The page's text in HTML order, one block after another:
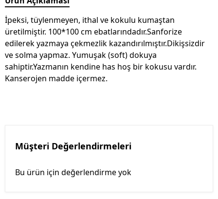
İpeksi, tüylenmeyen, ithal ve kokulu kumaştan
üretilmiştir. 100*100 cm ebatlarındadır.Sanforize
edilerek yazmaya çekmezlik kazandırılmıştır.Dikişsizdir
ve solma yapmaz. Yumuşak (soft) dokuya
sahiptir.Yazmanın kendine has hoş bir kokusu vardır.
Kanserojen madde içermez.
Müşteri Değerlendirmeleri
Bu ürün için değerlendirme yok